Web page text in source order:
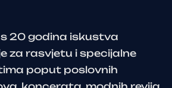
20 godina iskustva
za rasvjetu i specijalne
poput poslovnih